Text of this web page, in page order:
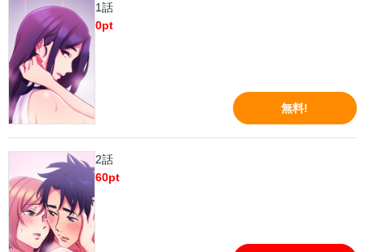
ころに遭遇する。再び、自宅で濡れ透けな女子とふたりきり…とい
う展開。さらに偶然にも凛はかつての女子と同様に「雨…やまなき
ゃいいのに…」と呟く。…これはもう運命だ…今度こそ俺は選択を
間違えない――！
1話
0pt
無料!
2話
60pt